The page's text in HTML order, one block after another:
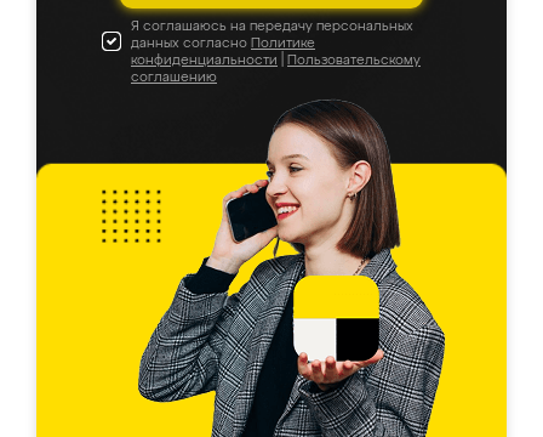
Я соглашаюсь на передачу персональных
данных согласно Политике
конфиденциальности
Пользовательскому
соглашению